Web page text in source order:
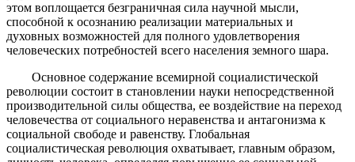
этом воплощается безграничная сила научной мысли,
способной к осознанию реализации материальных и
духовных возможностей для полного удовлетворения
человеческих потребностей всего населения земного шара.
Основное содержание всемирной социалистической
революции состоит в становлении науки непосредственной
производительной силы общества, ее воздействие на переход
человечества от социального неравенства и антагонизма к
социальной свободе и равенству. Глобальная
социалистическая революция охватывает, главным образом,